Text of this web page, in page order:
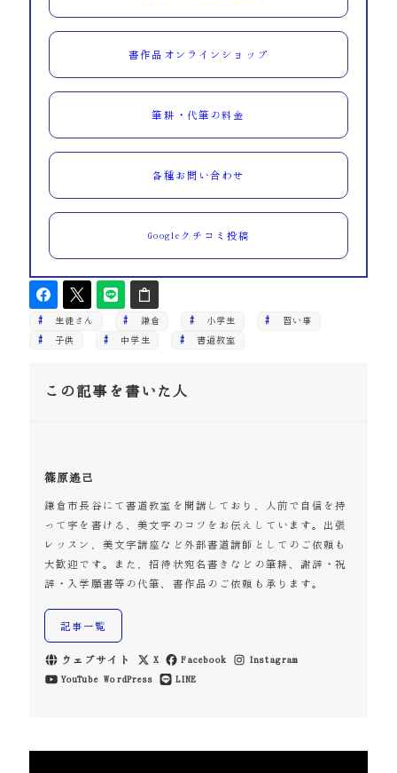
書作品オンラインショップ
筆耕・代筆の料金
各種お問い合わせ
Googleクチコミ投稿
生徒さん 鎌倉 小学生 習い事
子供 中学生 書道教室
この記事を書いた人
篠原遙己
鎌倉市長谷にて書道教室を開講しており、人前で自信を持
って字を書ける、美文字のコツをお伝えしています。出張
レッスン、美文字講座など外部書道講師としてのご依頼も
大歓迎です。また、招待状宛名書きなどの筆耕、謝辞・祝
辞・入学願書等の代筆、書作品のご依頼も承ります。
記事一覧
ウェブサイト X Facebook
Instagram
YouTube WordPress LINE